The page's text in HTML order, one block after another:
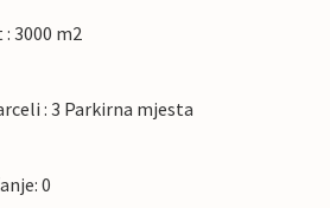
3000 m2
: 3 Parkirna mjesta
0